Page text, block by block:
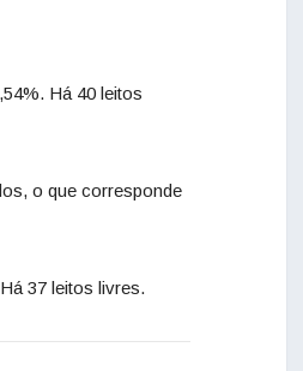
Há 40 leitos
o que corresponde
37 leitos livres.